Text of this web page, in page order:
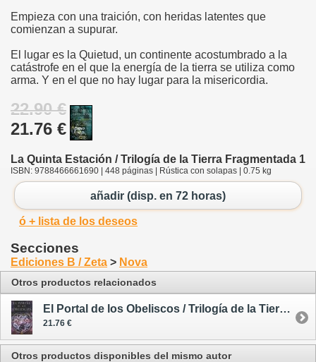
Empieza con una traición, con heridas latentes que
comienzan a supurar.
El lugar es la Quietud, un continente acostumbrado a la
catástrofe en el que la energía de la tierra se utiliza como
arma. Y en el que no hay lugar para la misericordia.
22.90 €
21.76 €
La Quinta Estación / Trilogía de la Tierra Fragmentada 1
ISBN: 9788466661690 | 448 páginas | Rústica con solapas | 0.75 kg
añadir (disp. en 72 horas)
ó + lista de los deseos
Secciones
Ediciones B / Zeta > Nova
Otros productos relacionados
El Portal de los Obeliscos / Trilogía de la Tierra Fragmentada 2
21.76 €
Otros productos disponibles del mismo autor